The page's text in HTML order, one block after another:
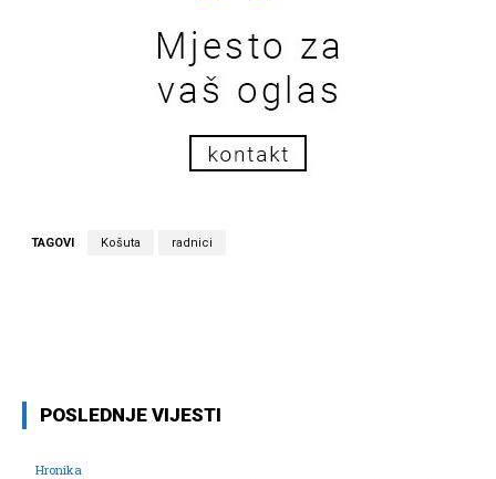
TAGOVI Košuta radnici
POSLEDNJE VIJESTI
Hronika